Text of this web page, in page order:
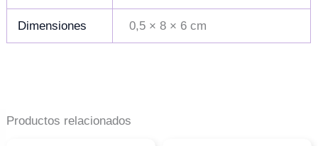
Dimensiones 0,5 × 8 × 6 cm
Productos relacionados